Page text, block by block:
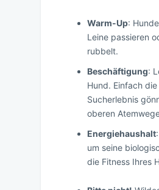
Warm-Up:
Leine passieren
rubbelt.
Beschäftigung:
Hund. Einfach
Sucherlebnis
oberen
Energiehaushalt
um seine
die Fitness Ihres